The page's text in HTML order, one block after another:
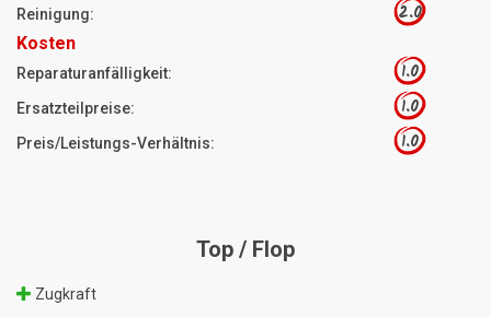
Reinigung: 2.0
Kosten
Reparaturanfälligkeit: 1.0
Ersatzteilpreise: 1.0
Preis/Leistungs-Verhältnis: 1.0
Top / Flop
Zugkraft